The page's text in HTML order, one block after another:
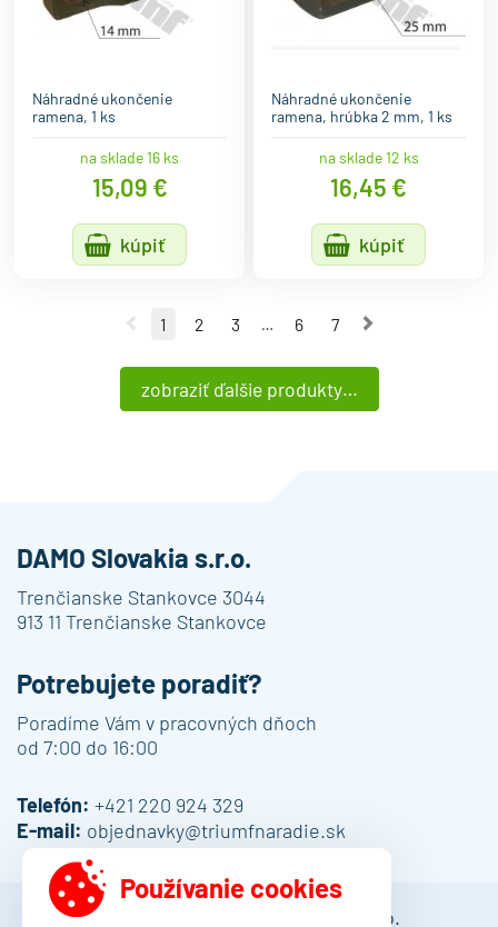
Náhradné ukončenie
ramena, 1 ks
na sklade 16 ks
15,09 €
kúpiť
Náhradné ukončenie
ramena, hrúbka 2 mm, 1 ks
na sklade 12 ks
16,45 €
kúpiť
Predchádzajúca strana
1 2 3 … 6 7
zobraziť ďalšie produkty…
DAMO Slovakia s.r.o.
Trenčianske Stankovce 3044
913 11 Trenčianske Stankovce
Potrebujete poradiť?
Poradíme Vám v pracovných dňoch
od 7:00 do 16:00
Telefón: +421 220 924 329
E-mail: objednavky@triumfnaradie.sk
© 2013 - 2026 DAMO Slovakia s.r.o.
Používanie cookies